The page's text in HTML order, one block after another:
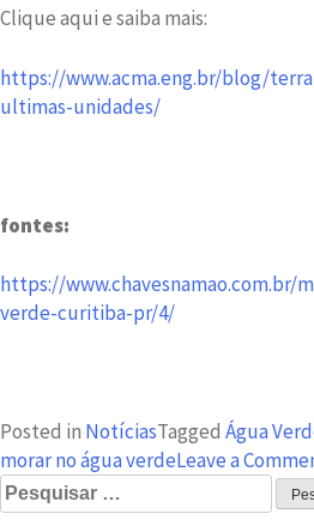
Clique aqui e saiba mais:
https://www.acma.eng.br/blog/
ultimas-unidades/
fontes:
https://www.chavesnamao.com.br/
verde-curitiba-pr/4/
Posted in NotíciasTagged Água
morar no água verdeLeave a
Pesquisar
por: